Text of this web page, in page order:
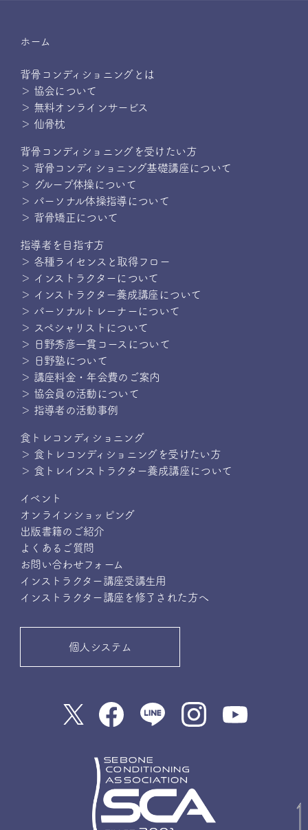
ホーム
背骨コンディショニングとは
＞ 協会について
＞ 無料オンラインサービス
＞ 仙骨枕
背骨コンディショニングを受けたい方
＞ 背骨コンディショニング基礎講座について
＞ グループ体操について
＞ パーソナル体操指導について
＞ 背骨矯正について
指導者を目指す方
＞ 各種ライセンスと取得フロー
＞ インストラクターについて
＞ インストラクター養成講座について
＞ パーソナルトレーナーについて
＞ スペシャリストについて
＞ 日野秀彦一貫コースについて
＞ 日野塾について
＞ 講座料金・年会費のご案内
＞ 協会員の活動について
＞ 指導者の活動事例
食トレコンディショニング
＞ 食トレコンディショニングを受けたい方
＞ 食トレインストラクター養成講座について
イベント
オンラインショッピング
出版書籍のご紹介
よくあるご質問
お問い合わせフォーム
インストラクター講座受講生用
インストラクター講座を修了された方へ
個人システム